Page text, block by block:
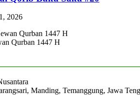
2026
Qurban 1447 H
Manding, Temanggung, Jawa